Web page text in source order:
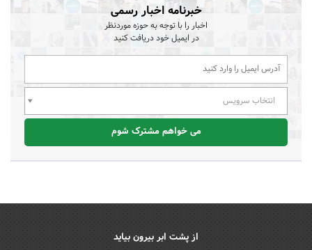
خبرنامه اخبار رسمی
اخبار را با توجه به حوزه موردنظر
در ایمیل خود دریافت کنید
انتخاب سرویس
می خواهم مشترک شوم
از پشت ابر بیرون بیاید